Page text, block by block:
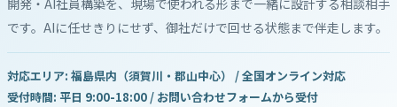
開発・AI社員構築を、現場で使われる形まで一緒に設計する相談相手
です。AIに任せきりにせず、御社だけで回せる状態まで伴走します。
対応エリア: 福島県内（須賀川・郡山中心） / 全国オンライン対応
受付時間: 平日 9:00-18:00 / お問い合わせフォームから受付